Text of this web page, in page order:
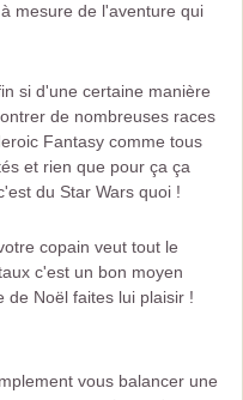
mesure de l'aventure qui
si d'une certaine manière
de nombreuses races
Fantasy comme tous
et rien que pour ça ça
du Star Wars quoi !
copain veut tout le
c'est un bon moyen
de Noël faites lui plaisir !
vous balancer une